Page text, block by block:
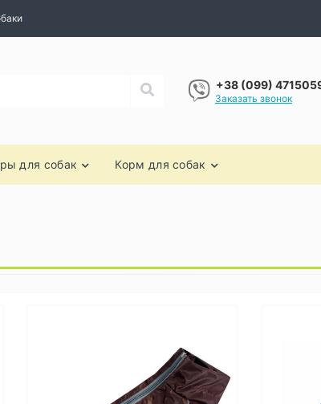
+38 (099)
Заказать звонок
для собак Корм для собак